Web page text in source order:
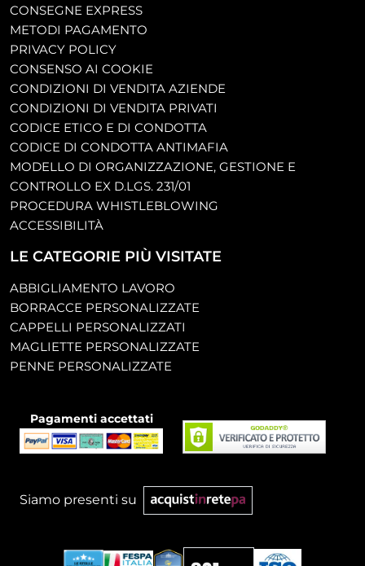
CONSEGNE EXPRESS
METODI PAGAMENTO
PRIVACY POLICY
CONSENSO AI COOKIE
CONDIZIONI DI VENDITA AZIENDE
CONDIZIONI DI VENDITA PRIVATI
CODICE ETICO E DI CONDOTTA
CODICE DI CONDOTTA ANTIMAFIA
MODELLO DI ORGANIZZAZIONE, GESTIONE E
CONTROLLO EX D.LGS. 231/01
PROCEDURA WHISTLEBLOWING
ACCESSIBILITÀ
LE CATEGORIE PIÙ VISITATE
ABBIGLIAMENTO LAVORO
BORRACCE PERSONALIZZATE
CAPPELLI PERSONALIZZATI
MAGLIETTE PERSONALIZZATE
PENNE PERSONALIZZATE
Pagamenti accettati
Siamo presenti su